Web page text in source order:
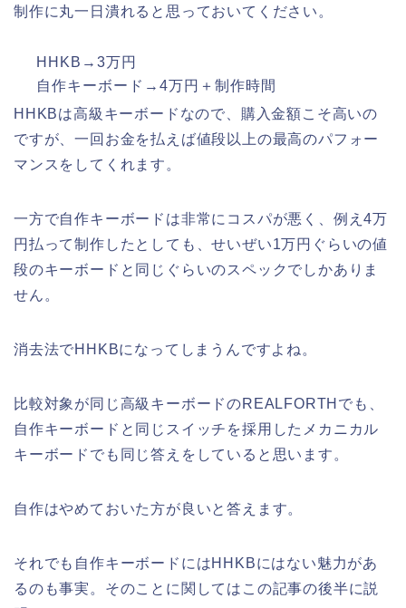
制作に丸一日潰れると思っておいてください。
HHKB→3万円
自作キーボード→4万円＋制作時間
HHKBは高級キーボードなので、購入金額こそ高いの
ですが、一回お金を払えば値段以上の最高のパフォー
マンスをしてくれます。
一方で自作キーボードは非常にコスパが悪く、例え4万
円払って制作したとしても、せいぜい1万円ぐらいの値
段のキーボードと同じぐらいのスペックでしかありま
せん。
消去法でHHKBになってしまうんですよね。
比較対象が同じ高級キーボードのREALFORTHでも、
自作キーボードと同じスイッチを採用したメカニカル
キーボードでも同じ答えをしていると思います。
自作はやめておいた方が良いと答えます。
それでも自作キーボードにはHHKBにはない魅力があ
るのも事実。そのことに関してはこの記事の後半に説